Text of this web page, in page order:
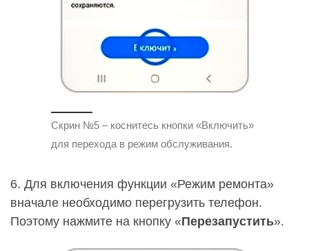
Скрин №5 – коснитесь кнопки «Включить»
для перехода в режим обслуживания.
6. Для включения функции «Режим ремонта»
вначале необходимо перегрузить телефон.
Поэтому нажмите на кнопку «Перезапустить».